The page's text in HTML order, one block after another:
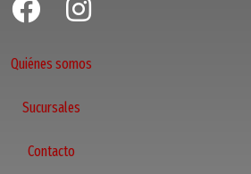
Quiénes somos
Sucursales
Contacto